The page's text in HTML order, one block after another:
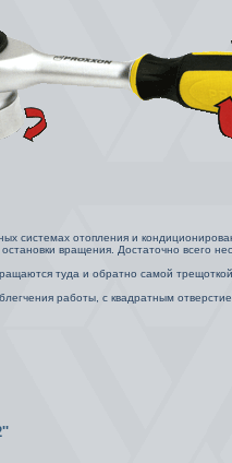
системах отопления и
вращения. Достаточно всего
туда и обратно самой
работы, с квадратным